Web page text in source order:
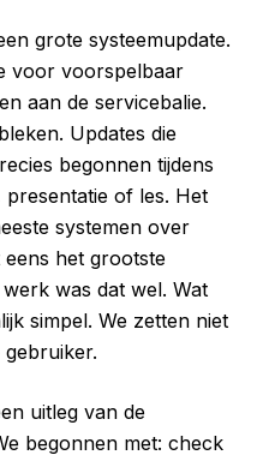
grote systeemupdate.
voor voorspelbaar
aan de servicebalie.
Updates die
begonnen tijdens
of les. Het
systemen over
het grootste
was dat wel. Wat
simpel. We zetten niet
uitleg van de
begonnen met: check